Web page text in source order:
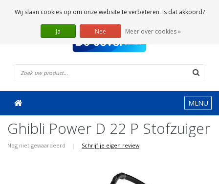
0 Artikelen
MENU
Ghibli Power D 22 P Stofzuiger
Nog niet gewaardeerd | Schrijf je eigen review
Wij slaan cookies op om onze website te verbeteren. Is dat akkoord?
Ja Nee Meer over cookies »